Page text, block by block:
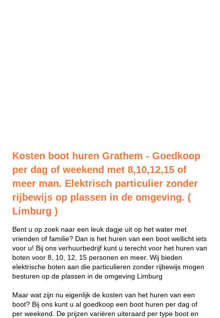
Kosten boot huren Grathem - Goedkoop
per dag of weekend met 8,10,12,15 of
meer man. Elektrisch particulier zonder
rijbewijs op plassen in de omgeving. (
Limburg )
Bent u op zoek naar een leuk dagje uit op het water met
vrienden of familie? Dan is het huren van een boot wellicht iets
voor u! Bij ons verhuurbedrijf kunt u terecht voor het huren van
boten voor 8, 10, 12, 15 personen en meer. Wij bieden
elektrische boten aan die particulieren zonder rijbewijs mogen
besturen op de plassen in de omgeving Limburg
Maar wat zijn nu eigenlijk de kosten van het huren van een
boot? Bij ons kunt u al goedkoop een boot huren per dag of
per weekend. De prijzen variëren uiteraard per type boot en